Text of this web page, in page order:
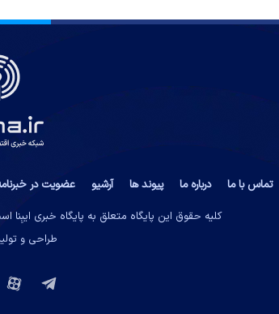
تماس با ما درباره ما پیوند ها آرشیو عضویت در
کلیه حقوق این پایگاه متعلق به پایگاه خبری
طراحی و